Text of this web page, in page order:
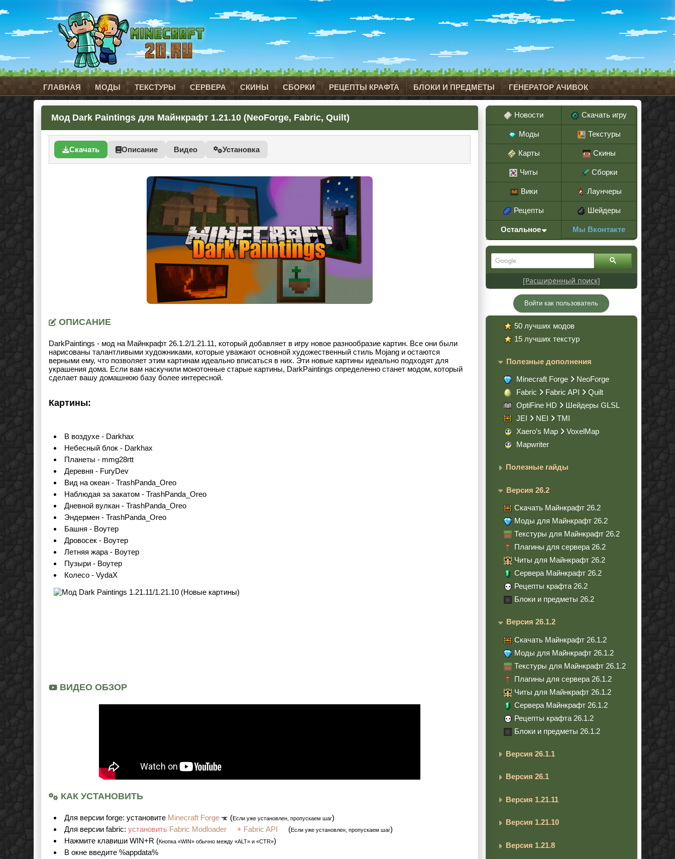
ГЛАВНАЯ МОДЫ ТЕКСТУРЫ СЕРВЕРА СКИНЫ СБОРКИ РЕЦЕПТЫ КРАФТА БЛОКИ И ПРЕДМЕТЫ ГЕНЕРАТОР АЧИВОК
Мод Dark Paintings для Майнкрафт 1.21.10 (NeoForge, Fabric, Quilt)
Скачать Описание Видео Установка
ОПИСАНИЕ
DarkPaintings - мод на Майнкрафт 26.1.2/1.21.11, который добавляет в игру новое разнообразие картин. Все они были
нарисованы талантливыми художниками, которые уважают основной художественный стиль Mojang и остаются
верными ему, что позволяет этим картинам идеально вписаться в них. Эти новые картины идеально подходят для
украшения дома. Если вам наскучили монотонные старые картины, DarkPaintings определенно станет модом, который
сделает вашу домашнюю базу более интересной.
Картины:
В воздухе - Darkhax
Небесный блок - Darkhax
Планеты - mmg28rtt
Деревня - FuryDev
Вид на океан - TrashPanda_Oreo
Наблюдая за закатом - TrashPanda_Oreo
Дневной вулкан - TrashPanda_Oreo
Эндермен - TrashPanda_Oreo
Башня - Воутер
Дровосек - Воутер
Летняя жара - Воутер
Пузыри - Воутер
Колесо - VydaX
ВИДЕО ОБЗОР
КАК УСТАНОВИТЬ
Для версии forge: установите Minecraft Forge (Если уже установлен, пропускаем шаг)
Для версии fabric: установить Fabric Modloader + Fabric API (Если уже установлен, пропускаем шаг)
Нажмите клавиши WIN+R (Кнопка «WIN» обычно между «ALT» и «CTR»)
В окне введите %appdata%
Новости Скачать игру
Моды Текстуры
Карты Скины
Читы Сборки
Вики Лаунчеры
Рецепты Шейдеры
Остальное Мы Вконтакте
[Расширенный поиск]
Войти как пользователь
50 лучших модов
15 лучших текстур
Полезные дополнения
Minecraft Forge
NeoForge
Fabric
Fabric API
Quilt
OptiFine HD
Шейдеры GLSL
JEI
NEI
TMI
Xaero’s Map
VoxelMap
Mapwriter
Полезные гайды
Версия 26.2
Скачать Майнкрафт 26.2
Моды для Майнкрафт 26.2
Текстуры для Майнкрафт 26.2
Плагины для сервера 26.2
Читы для Майнкрафт 26.2
Сервера Майнкрафт 26.2
Рецепты крафта 26.2
Блоки и предметы 26.2
Версия 26.1.2
Скачать Майнкрафт 26.1.2
Моды для Майнкрафт 26.1.2
Текстуры для Майнкрафт 26.1.2
Плагины для сервера 26.1.2
Читы для Майнкрафт 26.1.2
Сервера Майнкрафт 26.1.2
Рецепты крафта 26.1.2
Блоки и предметы 26.1.2
Версия 26.1.1
Версия 26.1
Версия 1.21.11
Версия 1.21.10
Версия 1.21.8